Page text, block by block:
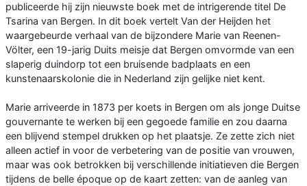
publiceerde hij zijn nieuwste boek met de intrigerende titel De
Tsarina van Bergen. In dit boek vertelt Van der Heijden het
waargebeurde verhaal van de bijzondere Marie van Reenen-
Völter, een 19-jarig Duits meisje dat Bergen omvormde van een
slaperig duindorp tot een bruisende badplaats en een
kunstenaarskolonie die in Nederland zijn gelijke niet kent.
Marie arriveerde in 1873 per koets in Bergen om als jonge Duitse
gouvernante te werken bij een gegoede familie en zou daarna
een blijvend stempel drukken op het plaatsje. Ze zette zich niet
alleen actief in voor de verbetering van de positie van vrouwen,
maar was ook betrokken bij verschillende initiatieven die Bergen
tijdens de belle époque op de kaart zetten: van de aanleg van